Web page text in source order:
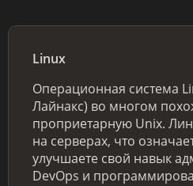
Linux
Операционная система
Лайнакс) во многом
проприетарную Unix.
на серверах, что
улучшаете свой навык
DevOps и